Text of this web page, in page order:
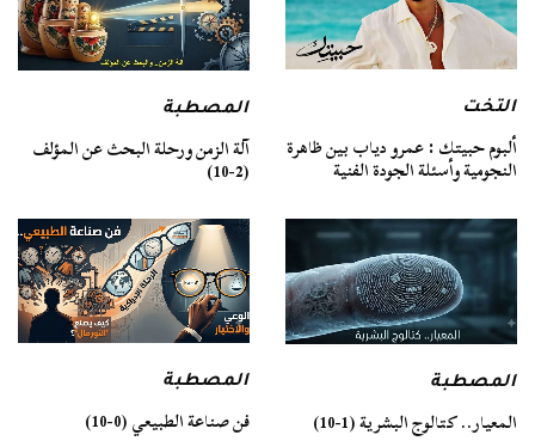
التخت
ألبوم حبيتك : عمرو دياب بين ظاهرة
النجومية وأسئلة الجودة الفنية
المصطبة
آلة الزمن ورحلة البحث عن المؤلف
(2-10)
المصطبة
المعيار.. كتالوج البشرية (1-10)
المصطبة
فن صناعة الطبيعي (0-10)